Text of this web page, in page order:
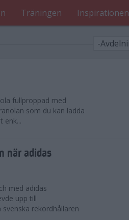
Träningen Inspirationen
fullproppad med
som du kan ladda
enk...
när adidas
med adidas
upp till
rekordhållaren